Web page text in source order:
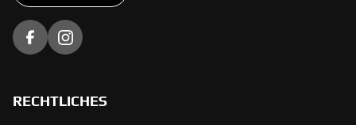
RECHTLICHES